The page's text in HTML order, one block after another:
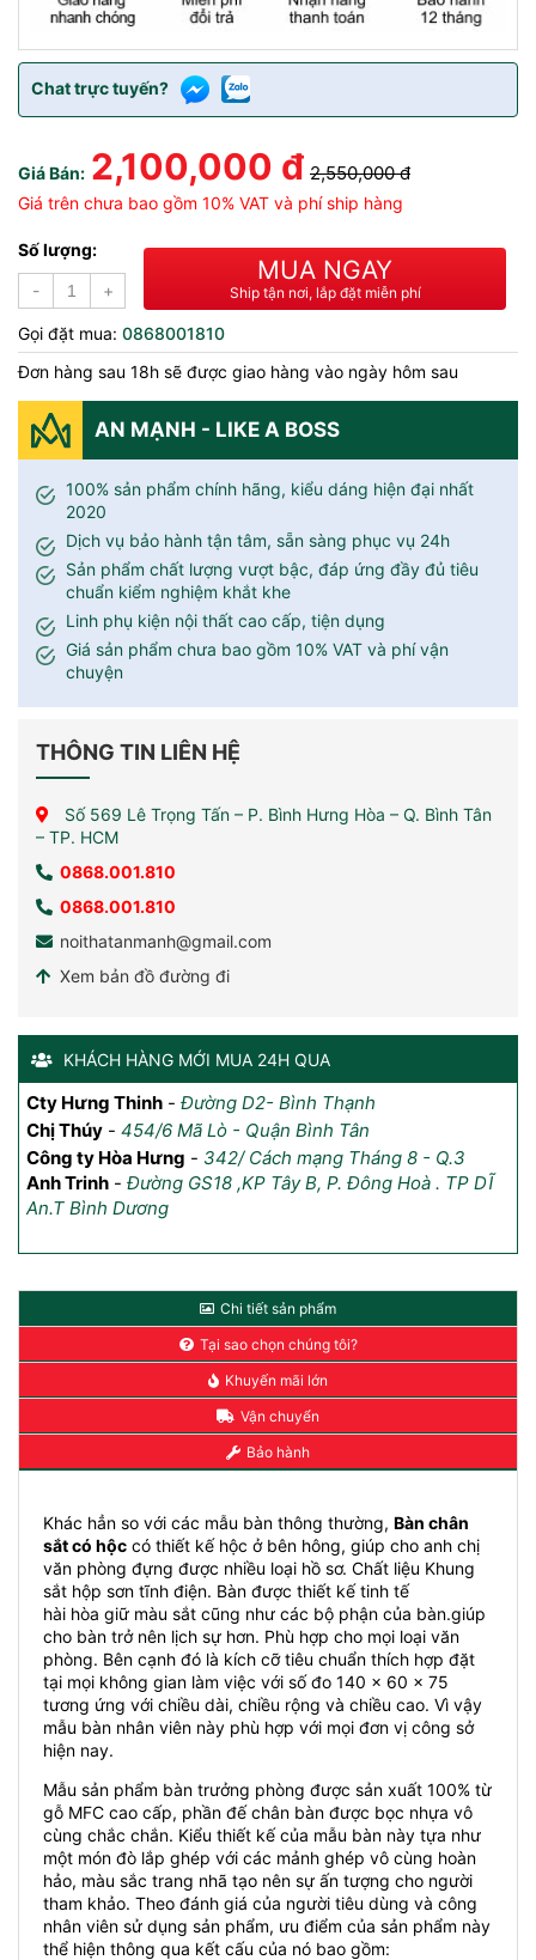
Chat trực tuyến?
Giá Bán: 2,100,000 đ 2,550,000 đ
Giá trên chưa bao gồm 10% VAT và phí ship hàng
Số lượng:
-
+
MUA NGAY
Ship tận nơi, lắp đặt miễn phí
Gọi đặt mua: 0868001810
Đơn hàng sau 18h sẽ được giao hàng vào ngày hôm sau
AN MẠNH - LIKE A BOSS
100% sản phẩm chính hãng, kiểu dáng hiện đại nhất
2020
Dịch vụ bảo hành tận tâm, sẵn sàng phục vụ 24h
Sản phẩm chất lượng vượt bậc, đáp ứng đầy đủ tiêu
chuẩn kiểm nghiệm khắt khe
Linh phụ kiện nội thất cao cấp, tiện dụng
Giá sản phẩm chưa bao gồm 10% VAT và phí vận
chuyện
THÔNG TIN LIÊN HỆ
Số 569 Lê Trọng Tấn – P. Bình Hưng Hòa – Q. Bình Tân
– TP. HCM
0868.001.810
0868.001.810
noithatanmanh@gmail.com
Xem bản đồ đường đi
KHÁCH HÀNG MỚI MUA 24H QUA
Cty Hưng Thinh - Đường D2- Bình Thạnh
Chị Thúy - 454/6 Mã Lò - Quận Bình Tân
Công ty Hòa Hưng - 342/ Cách mạng Tháng 8 - Q.3
Anh Đăng -chung cư Vinhomes Grand Park, quận 9,
HCM
Anh Jack Vo -AQUA 4 Vinhome Golden, HCM
Anh Trinh - Đường GS18 ,KP Tây B, P. Đông Hoà . TP DĨ
An.T Bình Dương
Chi tiết sản phẩm
Tại sao chọn chúng tôi?
Khuyến mãi lớn
Vận chuyển
Bảo hành
Khác hẳn so với các mẫu bàn thông thường, Bàn chân
sắt có hộc có thiết kế hộc ở bên hông, giúp cho anh chị
văn phòng đựng được nhiều loại hồ sơ. Chất liệu Khung
sắt hộp sơn tĩnh điện. Bàn được thiết kế tinh tế
hài hòa giữ màu sắt cũng như các bộ phận của bàn.giúp
cho bàn trở nên lịch sự hơn. Phù hợp cho mọi loại văn
phòng. Bên cạnh đó là kích cỡ tiêu chuẩn thích hợp đặt
tại mọi không gian làm việc với số đo 140 x 60 x 75
tương ứng với chiều dài, chiều rộng và chiều cao. Vì vậy
mẫu bàn nhân viên này phù hợp với mọi đơn vị công sở
hiện nay.
Mẫu sản phẩm bàn trưởng phòng được sản xuất 100% từ
gỗ MFC cao cấp, phần đế chân bàn được bọc nhựa vô
cùng chắc chắn. Kiểu thiết kế của mẫu bàn này tựa như
một món đò lắp ghép với các mảnh ghép vô cùng hoàn
hảo, màu sắc trang nhã tạo nên sự ấn tượng cho người
tham khảo. Theo đánh giá của người tiêu dùng và công
nhân viên sử dụng sản phẩm, ưu điểm của sản phẩm này
thể hiện thông qua kết cấu của nó bao gồm: